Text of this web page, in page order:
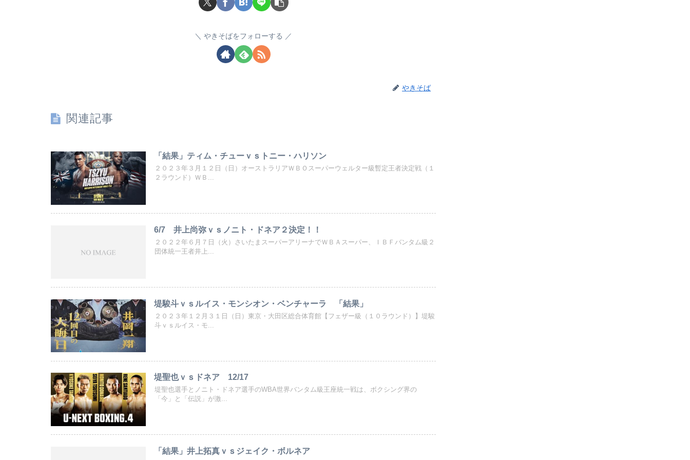
やきそばをフォローする
やきそば
関連記事
「結果」ティム・チューｖｓトニー・ハリソン
２０２３年３月１２日（日）オーストラリアＷＢＯスーパーウェルター級暫定王者決定戦（１
２ラウンド）ＷＢ...
6/7 井上尚弥ｖｓノニト・ドネア２決定！！
２０２２年６月７日（火）さいたまスーパーアリーナでＷＢＡスーパー、ＩＢＦバンタム級２
団体統一王者井上...
堤駿斗ｖｓルイス・モンシオン・ベンチャーラ 「結果」
２０２３年１２月３１日（日）東京・大田区総合体育館【フェザー級（１０ラウンド）】堤駿
斗ｖｓルイス・モ...
堤聖也ｖｓドネア 12/17
堤聖也選手とノニト・ドネア選手のWBA世界バンタム級王座統一戦は、ボクシング界の
「今」と「伝説」が激...
「結果」井上拓真ｖｓジェイク・ボルネア